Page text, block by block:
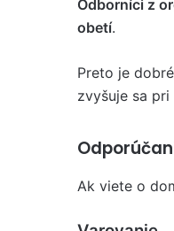
Odborníci z
obetí.
Preto je
zvyšuje sa
Ak viete o